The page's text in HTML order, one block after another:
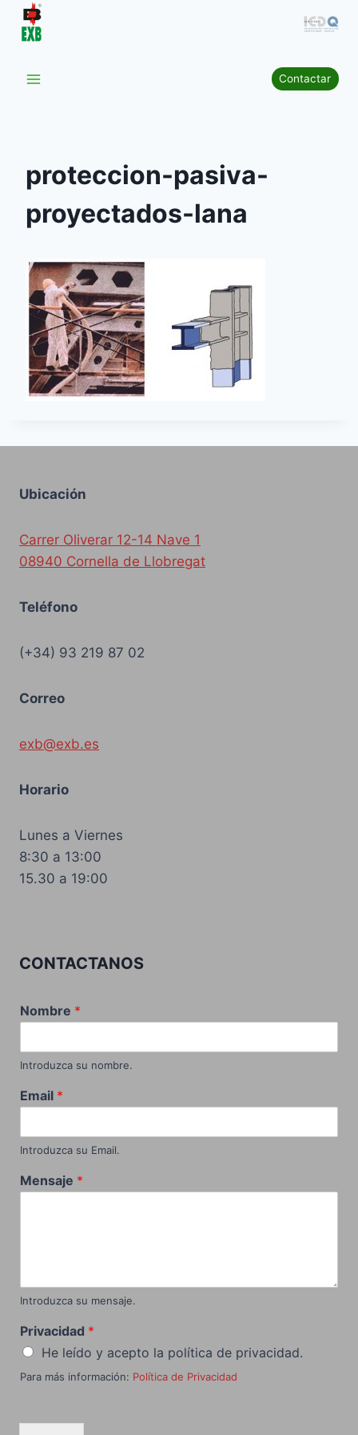
Saltar
Contactar
proteccion-pasiva-
proyectados-lana
Ubicación
Carrer Oliverar 12-14 Nave 1
08940 Cornella de Llobregat
Teléfono
(+34) 93 219 87 02
Correo
exb@exb.es
Horario
Lunes a Viernes
8:30 a 13:00
15.30 a 19:00
CONTACTANOS
Nombre *
Introduzca su nombre.
Email *
Introduzca su Email.
Mensaje *
Introduzca su mensaje.
Privacidad *
He leído y acepto la política de privacidad.
Para más información: Política de Privacidad